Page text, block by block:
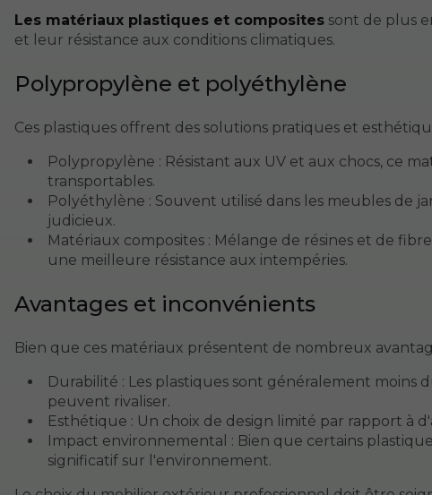
Les matériaux plastiques et composites sont de plus
et leur résistance aux conditions climatiques.
Polypropylène et polyéthylène
Ces plastiques offrent des solutions pratiques et
Polypropylène : Résistant aux UV et aux chocs, ce
transportables.
Polyéthylène : Souvent utilisé dans les meubles de
judicieux.
Matériaux composites : Mélange de résines et de
une meilleure résistance aux intempéries.
Avantages et inconvénients
Bien que ces matériaux présentent de nombreux
Durabilité : Les plastiques sont généralement moins
peuvent rivaliser.
Esthétique : Un choix de design limité par rapport à
Impact environnemental : Bien que certains
significatif sur l'environnement.